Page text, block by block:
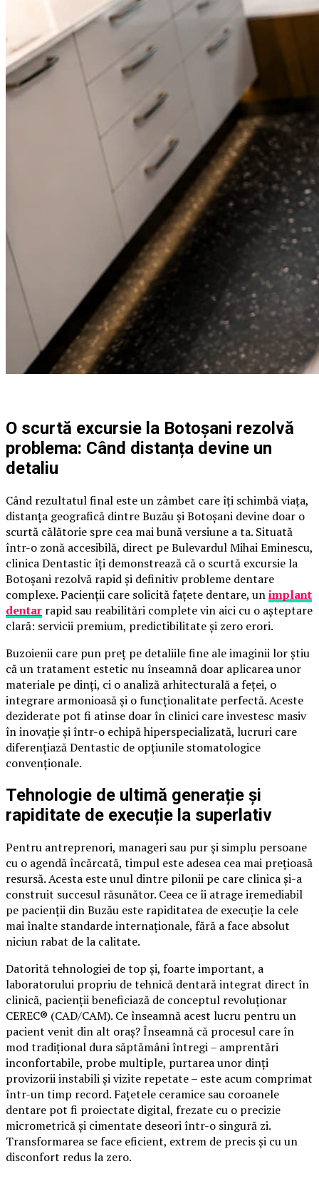
O scurtă excursie la Botoșani rezolvă
problema: Când distanța devine un
detaliu
Când rezultatul final este un zâmbet care îți schimbă viața,
distanța geografică dintre Buzău și Botoșani devine doar o
scurtă călătorie spre cea mai bună versiune a ta. Situată
într-o zonă accesibilă, direct pe Bulevardul Mihai Eminescu,
clinica Dentastic îți demonstrează că o scurtă excursie la
Botoșani rezolvă rapid și definitiv probleme dentare
complexe. Pacienții care solicită fațete dentare, unimplant
dentar rapid sau reabilitări complete vin aici cu o așteptare
clară: servicii premium, predictibilitate și zero erori.
Buzoienii care pun preț pe detaliile fine ale imaginii lor știu
că un tratament estetic nu înseamnă doar aplicarea unor
materiale pe dinți, ci o analiză arhitecturală a feței, o
integrare armonioasă și o funcționalitate perfectă. Aceste
deziderate pot fi atinse doar în clinici care investesc masiv
în inovație și într-o echipă hiperspecializată, lucruri care
diferențiază Dentastic de opțiunile stomatologice
convenționale.
Tehnologie de ultimă generație și
rapiditate de execuție la superlativ
Pentru antreprenori, manageri sau pur și simplu persoane
cu o agendă încărcată, timpul este adesea cea mai prețioasă
resursă. Acesta este unul dintre pilonii pe care clinica și-a
construit succesul răsunător. Ceea ce îi atrage iremediabil
pe pacienții din Buzău este rapiditatea de execuție la cele
mai înalte standarde internaționale, fără a face absolut
niciun rabat de la calitate.
Datorită tehnologiei de top și, foarte important, a
laboratorului propriu de tehnică dentară integrat direct în
clinică, pacienții beneficiază de conceptul revoluționar
CEREC® (CAD/CAM). Ce înseamnă acest lucru pentru un
pacient venit din alt oraș? Înseamnă că procesul care în
mod tradițional dura săptămâni întregi – amprentări
inconfortabile, probe multiple, purtarea unor dinți
provizorii instabili și vizite repetate – este acum comprimat
într-un timp record. Fațetele ceramice sau coroanele
dentare pot fi proiectate digital, frezate cu o precizie
micrometrică și cimentate deseori într-o singură zi.
Transformarea se face eficient, extrem de precis și cu un
disconfort redus la zero.